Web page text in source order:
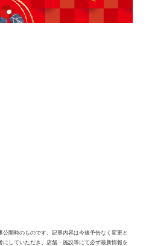
開時のものです。記事内容は今後予告なく変更と
していただき、店舗・施設等にて必ず最新情報を